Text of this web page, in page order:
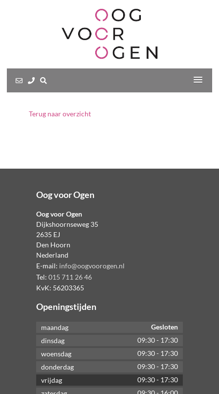
Terug naar overzicht
Oog voor Ogen
Oog voor Ogen
Dijkshoornseweg 35
2635 EJ
Den Hoorn
Nederland
E-mail: info@oogvoorogen.nl
Tel: 015 711 26 46
KvK: 56203365
Openingstijden
maandag
Gesloten
dinsdag
09:30- 17:30
woensdag
09:30- 17:30
donderdag
09:30- 17:30
vrijdag
09:30- 17:30